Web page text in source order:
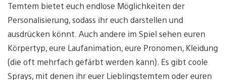
Temtem bietet euch endlose Möglichkeiten der
Personalisierung, sodass ihr euch darstellen und
ausdrücken könnt. Auch andere im Spiel sehen euren
Körpertyp, eure Laufanimation, eure Pronomen, Kleidung
(die oft mehrfach gefärbt werden kann). Es gibt coole
Sprays, mit denen ihr euer Lieblingstemtem oder euren